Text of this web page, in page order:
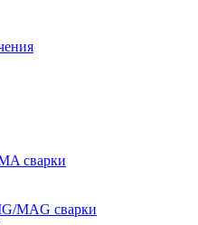
сварки
MAG сварки